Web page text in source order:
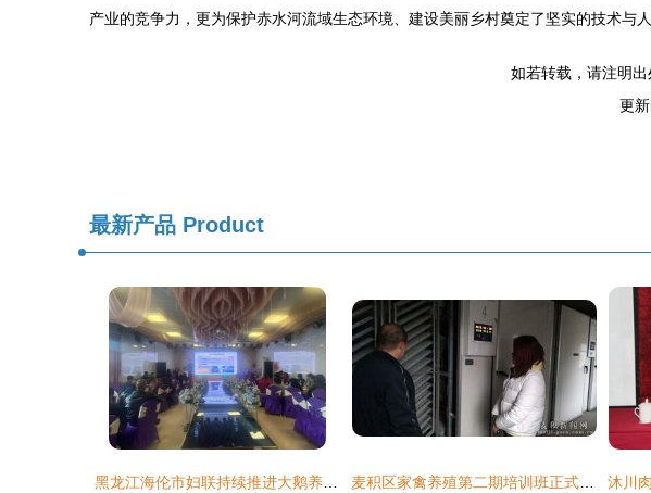
产业的竞争力，更为保护赤水河流域生态环境、建设美丽乡村奠定了坚实的技术与
如若转载，请注明
更
最新产品 Product